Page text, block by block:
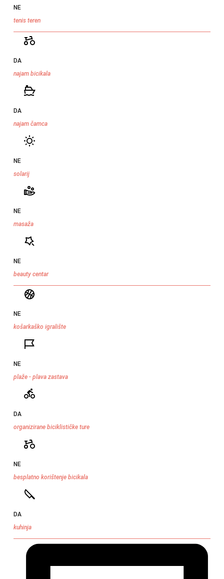
NE
tenis teren
DA
najam bicikala
DA
najam čamca
NE
solarij
NE
masaža
NE
beauty centar
NE
košarkaško igralište
NE
plaže - plava zastava
DA
organizirane biciklističke ture
NE
besplatno korištenje bicikala
DA
kuhinja